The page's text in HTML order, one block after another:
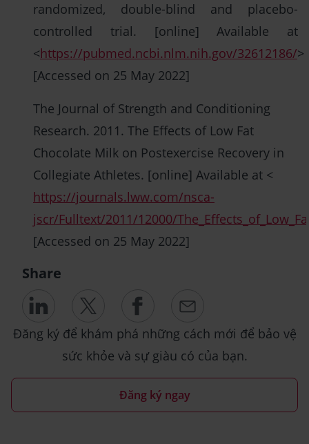
randomized, double-blind and placebo-
controlled trial. [online] Available at
<https://pubmed.ncbi.nlm.nih.gov/32612186/>
[Accessed on 25 May 2022]
The Journal of Strength and Conditioning
Research. 2011. The Effects of Low Fat
Chocolate Milk on Postexercise Recovery in
Collegiate Athletes. [online] Available at <
https://journals.lww.com/nsca-
jscr/Fulltext/2011/12000/
[Accessed on 25 May 2022]
Share
Đăng ký để khám phá những cách mới để bảo vệ
sức khỏe và sự giàu có của bạn.
Đăng ký ngay